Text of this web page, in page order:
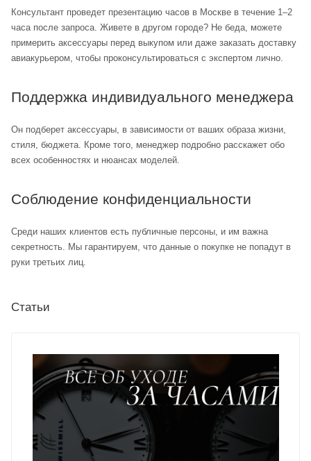
Консультант проведет презентацию часов в Москве в течение 1–2
часа после запроса. Живете в другом городе? Не беда, можете
примерить аксессуары перед выкупом или даже заказать доставку
авиакурьером, чтобы проконсультироваться с экспертом лично.
Поддержка индивидуального менеджера
Он подберет аксессуары, в зависимости от ваших образа жизни,
стиля, бюджета. Кроме того, менеджер подробно расскажет обо
всех особенностях и нюансах моделей.
Соблюдение конфиденциальности
Среди наших клиентов есть публичные персоны, и им важна
секретность. Мы гарантируем, что данные о покупке не попадут в
руки третьих лиц.
Статьи